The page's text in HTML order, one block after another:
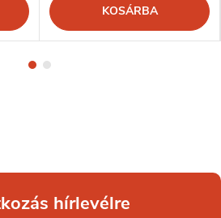
KOSÁRBA
hírlevélre